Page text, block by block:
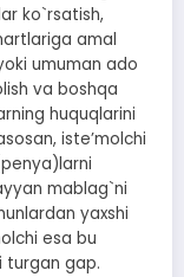
ko`rsatish,
amal
umuman ado
va boshqa
huquqlarini
isteʼmolchi
mablag`ni
yaxshi
esa bu
turgan gap.